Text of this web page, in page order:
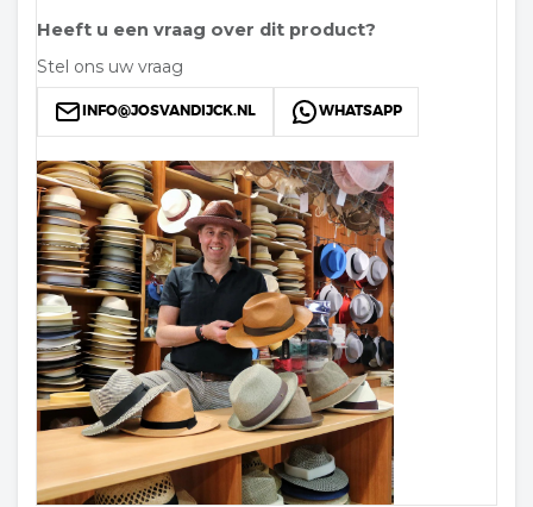
Heeft u een vraag over dit product?
Stel ons uw vraag
INFO@JOSVANDIJCK.NL WHATSAPP